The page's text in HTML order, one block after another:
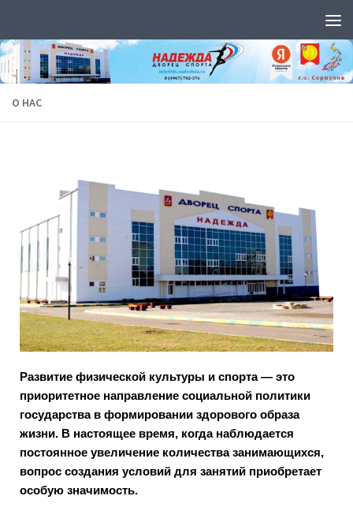
О НАС
Развитие физической культуры и спорта — это
приоритетное направление социальной политики
государства в формировании здорового образа
жизни. В настоящее время, когда наблюдается
постоянное увеличение количества занимающихся,
вопрос создания условий для занятий приобретает
особую значимость.